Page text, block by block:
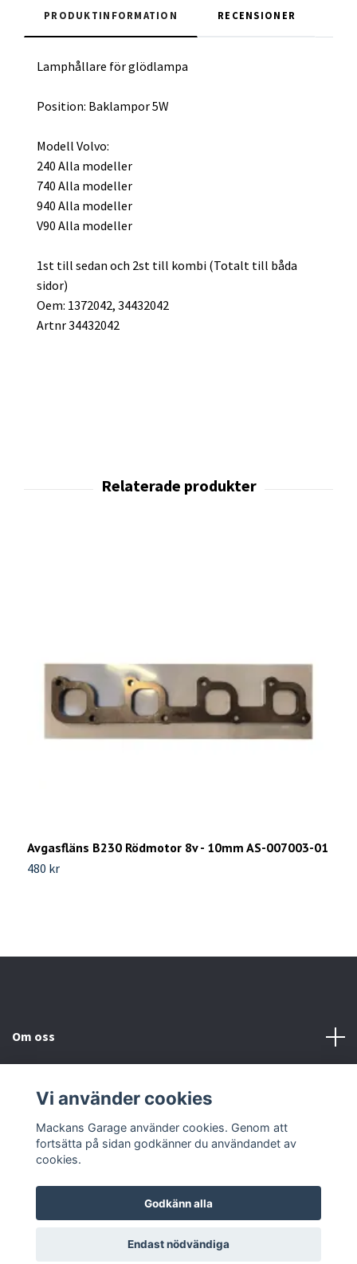
PRODUKTINFORMATION RECENSIONER
Lamphållare för glödlampa
Position: Baklampor 5W
Modell Volvo:
240 Alla modeller
740 Alla modeller
940 Alla modeller
V90 Alla modeller
1st till sedan och 2st till kombi (Totalt till båda
sidor)
Oem: 1372042, 34432042
Artnr 34432042
Avgasfläns B230 Rödmotor 8v - 10mm AS-007003-01
480 kr
Om oss
Sociala medier
© 2026 Mackans Garage
Vi använder cookies
Mackans Garage använder cookies. Genom att
fortsätta på sidan godkänner du användandet av
cookies.
Godkänn alla
Endast nödvändiga